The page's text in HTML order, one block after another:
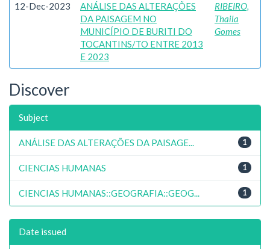
12-Dec-2023
ANÁLISE DAS ALTERAÇÕES
DA PAISAGEM NO
MUNICÍPIO DE BURITI DO
TOCANTINS/TO ENTRE 2013
E 2023
RIBEIRO,
Thaila
Gomes
Discover
Subject
1
ANÁLISE DAS ALTERAÇÕES DA PAISAGE...
1
CIENCIAS HUMANAS
1
CIENCIAS HUMANAS::GEOGRAFIA::GEOG...
Date issued